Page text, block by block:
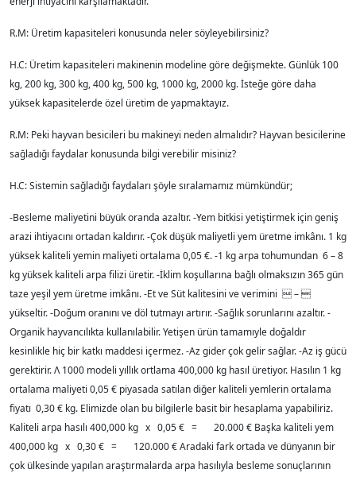
R.M: Üretim kapasiteleri konusunda neler söyleyebilirsiniz?
H.C: Üretim kapasiteleri makinenin modeline göre değişmekte. Günlük 100
kg, 200 kg, 300 kg, 400 kg, 500 kg, 1000 kg, 2000 kg. İsteğe göre daha
yüksek kapasitelerde özel üretim de yapmaktayız.
R.M: Peki hayvan besicileri bu makineyi neden almalıdır? Hayvan besicilerine
sağladığı faydalar konusunda bilgi verebilir misiniz?
H.C: Sistemin sağladığı faydaları şöyle sıralamamız mümkündür;
-Besleme maliyetini büyük oranda azaltır. -Yem bitkisi yetiştirmek için geniş
arazi ihtiyacını ortadan kaldırır. -Çok düşük maliyetli yem üretme imkânı. 1 kg
yüksek kaliteli yemin maliyeti ortalama 0,05 €. -1 kg arpa tohumundan 6 – 8
kg yüksek kaliteli arpa filizi üretir. -İklim koşullarına bağlı olmaksızın 365 gün
taze yeşil yem üretme imkânı. -Et ve Süt kalitesini ve verimini  – 
yükseltir. -Doğum oranını ve döl tutmayı artırır. -Sağlık sorunlarını azaltır. -
Organik hayvancılıkta kullanılabilir. Yetişen ürün tamamıyle doğaldır
kesinlikle hiç bir katkı maddesi içermez. -Az gider çok gelir sağlar. -Az iş gücü
gerektirir. Λ 1000 modeli yıllık ortlama 400,000 kg hasıl üretiyor. Hasılın 1 kg
ortalama maliyeti 0,05 € piyasada satılan diğer kaliteli yemlerin ortalama
fiyatı 0,30 € kg. Elimizde olan bu bilgilerle basit bir hesaplama yapabiliriz.
Kaliteli arpa hasılı 400,000 kg x 0,05 € = 20.000 € Başka kaliteli yem
400,000 kg x 0,30 € = 120.000 € Aradaki fark ortada ve dünyanın bir
çok ülkesinde yapılan araştırmalarda arpa hasılıyla besleme sonuçlarının